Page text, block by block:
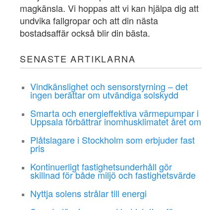
magkänsla. Vi hoppas att vi kan hjälpa dig att
undvika fallgropar och att din nästa
bostadsaffär också blir din bästa.
SENASTE ARTIKLARNA
Vindkänslighet och sensorstyrning – det
ingen berättar om utvändiga solskydd
Smarta och energieffektiva värmepumpar i
Uppsala förbättrar inomhusklimatet året om
Plåtslagare i Stockholm som erbjuder fast
pris
Kontinuerligt fastighetsunderhåll gör
skillnad för både miljö och fastighetsvärde
Nyttja solens strålar till energi